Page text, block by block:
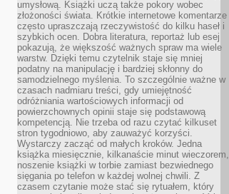
umysłową. Książki uczą także pokory wobec
złożoności świata. Krótkie internetowe komentarze
często upraszczają rzeczywistość do kilku haseł i
szybkich ocen. Dobra literatura, reportaż lub esej
pokazują, że większość ważnych spraw ma wiele
warstw. Dzięki temu czytelnik staje się mniej
podatny na manipulację i bardziej skłonny do
samodzielnego myślenia. To szczególnie ważne w
czasach nadmiaru treści, gdy umiejętność
odróżniania wartościowych informacji od
powierzchownych opinii staje się podstawową
kompetencją. Nie trzeba od razu czytać kilkuset
stron tygodniowo, aby zauważyć korzyści.
Wystarczy zacząć od małych kroków. Jedna
książka miesięcznie, kilkanaście minut wieczorem,
noszenie książki w torbie zamiast bezwiednego
sięgania po telefon w każdej wolnej chwili. Z
czasem czytanie może stać się rytuałem, który